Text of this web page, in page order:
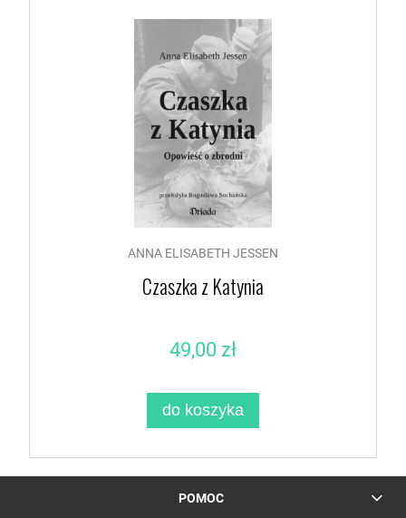
ANNA ELISABETH JESSEN
Czaszka z Katynia
49,00 zł
do koszyka
POMOC